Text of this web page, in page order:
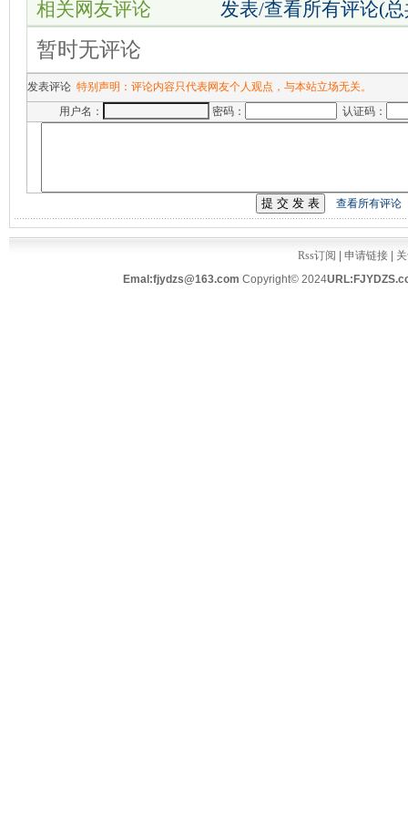
相关网友评论 发表/查看所有评论(
暂时无评论
发表评论 特别声明：评论内容只代表网友个人观点，与本站立场无关。
用户名：
密码： 认证码：
查看所有评论
Rss订阅 申请链接|
Emal:fjydzs@163.com Copyright© 2024